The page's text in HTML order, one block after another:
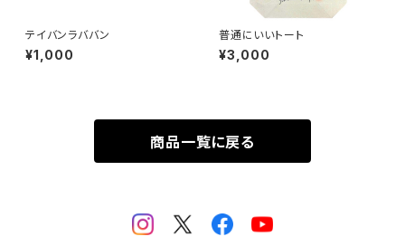
テイバンラババン
¥1,000
普通にいいトート
¥3,000
商品一覧に戻る